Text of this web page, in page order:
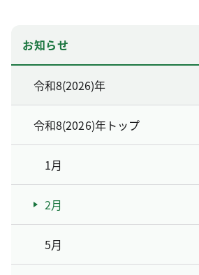
お知らせ
令和8(2026)年
令和8(2026)年トップ
1月
2月
5月